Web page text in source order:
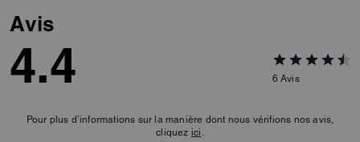
Avis
4.4 6 Avis
Pour plus d’informations sur la manière dont nous vérifions nos avis,
cliquez ici